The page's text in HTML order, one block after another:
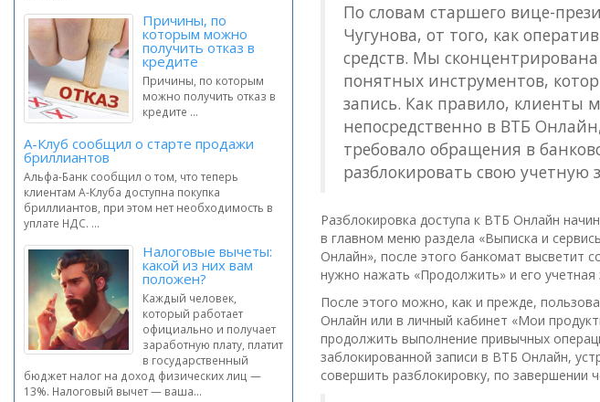
Причины, по
которым можно
получить отказ в
кредите
Причины, по которым
можно получить отказ в
кредите ...
А-Клуб сообщил о старте продажи
бриллиантов
Альфа-Банк сообщил о том, что теперь
клиентам А-Клуба доступна покупка
бриллиантов, при этом нет необходимость в
уплате НДС. ...
Налоговые вычеты:
какой из них вам
положен?
Каждый человек,
который работает
официально и получает
заработную плату, платит
в государственный
бюджет налог на доход физических лиц —
13%. Налоговый вычет — ваша...
По словам старшего вице-
Чугунова, от того, как
средств. Мы
понятных инструментов,
запись. Как правило, клиенты
непосредственно в ВТБ
требовало обращения в
разблокировать свою
Разблокировка доступа к ВТБ Онлайн
в главном меню раздела «Выписка и
Онлайн», после этого банкомат высветит
нужно нажать «Продолжить» и его учетная
После этого можно, как и прежде,
Онлайн или в личный кабинет «Мои
продолжить выполнение привычных
заблокированной записи в ВТБ Онлайн,
совершить разблокировку, по завершении